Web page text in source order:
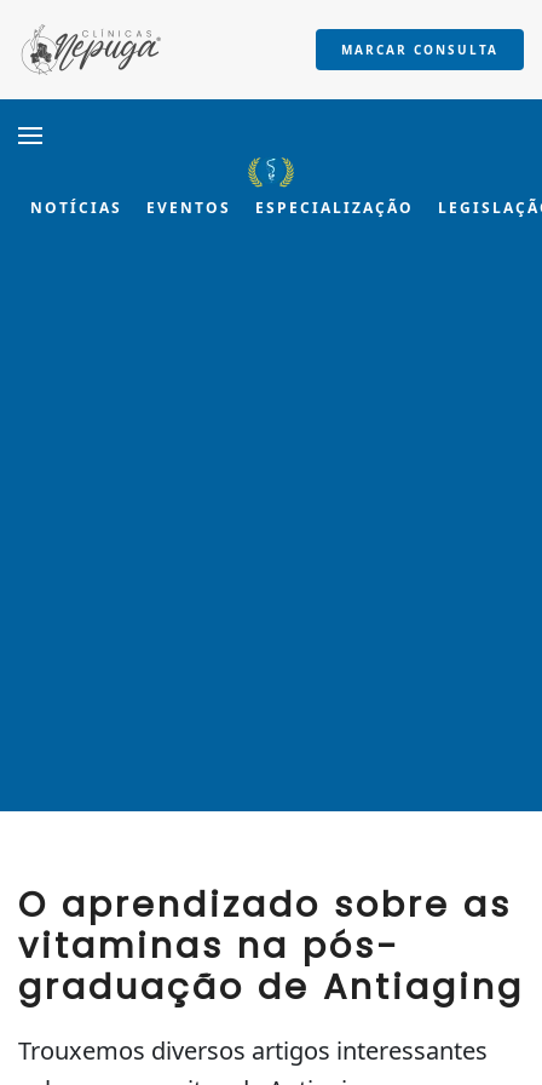
Skip to main content
MARCAR CONSULTA
NOTÍCIAS EVENTOS ESPECIALIZAÇÃO
O aprendizado sobre as
vitaminas na pós-
graduação de Antiaging
Trouxemos diversos artigos interessantes